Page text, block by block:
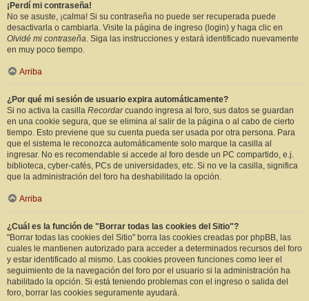
¡Perdí mi contraseña!
No se asuste, ¡calma! Si su contraseña no puede ser recuperada puede
desactivarla o cambiarla. Visite la página de ingreso (login) y haga clic en
Olvidé mi contraseña. Siga las instrucciones y estará identificado nuevamente
en muy poco tiempo.
Arriba
¿Por qué mi sesión de usuario expira automáticamente?
Si no activa la casilla Recordarcuando ingresa al foro, sus datos se guardan
en una cookie segura, que se elimina al salir de la página o al cabo de cierto
tiempo. Esto previene que su cuenta pueda ser usada por otra persona. Para
que el sistema le reconozca automáticamente solo marque la casilla al
ingresar. No es recomendable si accede al foro desde un PC compartido, e.j.
biblioteca, cyber-cafés, PCs de universidades, etc. Si no ve la casilla, significa
que la administración del foro ha deshabilitado la opción.
Arriba
¿Cuál es la función de "Borrar todas las cookies del Sitio"?
"Borrar todas las cookies del Sitio" borra las cookies creadas por phpBB, las
cuales le mantienen autorizado para acceder a determinados recursos del foro
y estar identificado al mismo. Las cookies proveen funciones como leer el
seguimiento de la navegación del foro por el usuario si la administración ha
habilitado la opción. Si está teniendo problemas con el ingreso o salida del
foro, borrar las cookies seguramente ayudará.